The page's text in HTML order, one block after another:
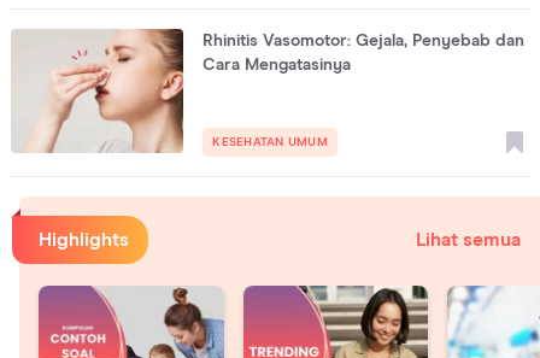
Rhinitis Vasomotor: Gejala, Penyebab dan
Cara Mengatasinya
KESEHATAN UMUM
Highlights Lihat semua